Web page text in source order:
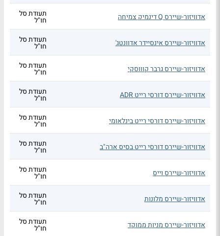
אדוויזור-שיירס Q דינמיק צמיחה תעודת סל
חו"ל
אדוויזור-שיירס אינסיידר אדוונטג' תעודת סל
חו"ל
אדוויזור-שיירס גרבר קוווסקי תעודת סל
חו"ל
אדוויזור-שיירס דורסי רייט ADR תעודת סל
חו"ל
אדוויזור-שיירס דורסי רייט בינלאומי תעודת סל
חו"ל
אדוויזור-שיירס דורסי רייט בסיס ארה"ב תעודת סל
חו"ל
אדוויזור-שיירס וייס תעודת סל
חו"ל
אדוויזור-שיירס מלונות תעודת סל
חו"ל
אדוויזור-שיירס מניות ממוקד תעודת סל
חו"ל